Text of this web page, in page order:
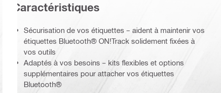
Caractéristiques
Sécurisation de vos étiquettes – aident à maintenir vos
étiquettes Bluetooth® ON!Track solidement fixées à
vos outils
Adaptés à vos besoins – kits flexibles et options
supplémentaires pour attacher vos étiquettes
Bluetooth®